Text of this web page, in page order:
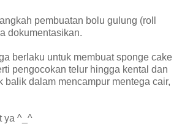
pembuatan bolu gulung (roll
dokumentasikan.
berlaku untuk membuat sponge cake
pengocokan telur hingga kental dan
balik dalam mencampur mentega cair,
ya ^_^